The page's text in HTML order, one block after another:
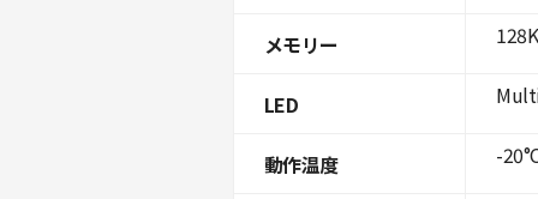
メモリー
LED
動作温度 -